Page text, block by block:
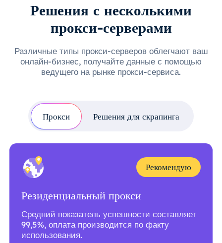
Решения с несколькими
прокси-серверами
Различные типы прокси-серверов облегчают ваш
онлайн-бизнес, получайте данные с помощью
ведущего на рынке прокси-сервиса.
Прокси Решения для скрапинга
Рекомендую
Резиденциальный прокси
Средний показатель успешности составляет
99,5%, оплата производится по факту
использования.